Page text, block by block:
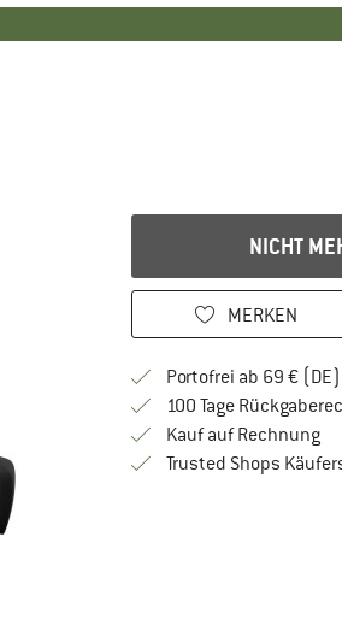
NICHT
MERKEN
Portofrei ab 69 € (DE)
100 Tage
Kauf auf Rechnung
Trusted Shops